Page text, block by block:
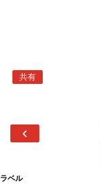
共有
‹
ラベル